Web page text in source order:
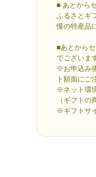
■ あとから
ふるさとギ
慢の特産品
■あとから
でございま
※お申込み
ト額面にご
※ネット環
（ギフト
※ギフトサ